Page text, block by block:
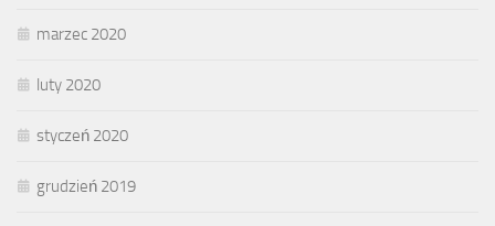
marzec 2020
luty 2020
styczeń 2020
grudzień 2019